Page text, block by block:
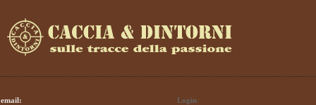
email:
Login